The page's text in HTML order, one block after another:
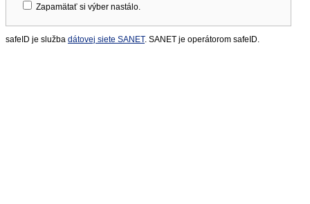
Zapamätať si výber nastálo.
safeID je služba dátovej siete SANET. SANET je operátorom safeID.